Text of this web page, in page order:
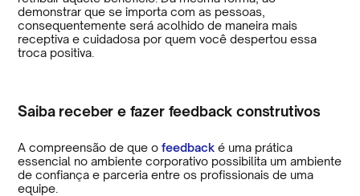
demonstrar que se importa com as pessoas,
consequentemente será acolhido de maneira mais
receptiva e cuidadosa por quem você despertou essa
troca positiva.
Saiba receber e fazer feedback construtivos
A compreensão de que o feedback é uma prática
essencial no ambiente corporativo possibilita um ambiente
de confiança e parceria entre os profissionais de uma
equipe.